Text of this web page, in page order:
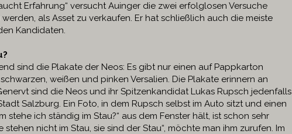
Erfahrung“ versucht Auinger die zwei erfolglosen Versuche
werden, als Asset zu verkaufen. Er hat schließlich auch die meiste
Kandidaten.
sind die Plakate der Neos: Es gibt nur einen auf Pappkarton
weißen und pinken Versalien. Die Plakate erinnern an
sind die Neos und ihr Spitzenkandidat Lukas Rupsch jedenfalls
Salzburg. Ein Foto, in dem Rupsch selbst im Auto sitzt und einen
stehe ich ständig im Stau?“ aus dem Fenster hält, ist schon sehr
stehen nicht im Stau, sie sind der Stau“, möchte man ihm zurufen. Im